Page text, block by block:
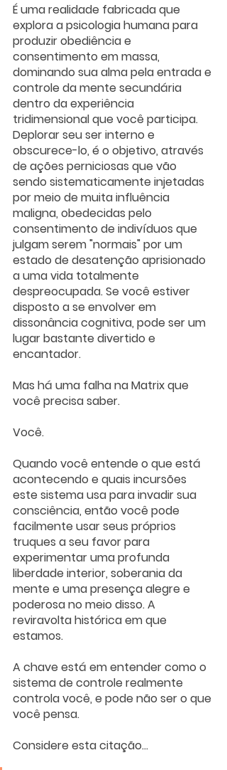
É uma realidade fabricada que
explora a psicologia humana para
produzir obediência e
consentimento em massa,
dominando sua alma pela entrada e
controle da mente secundária
dentro da experiência
tridimensional que você participa.
Deplorar seu ser interno e
obscurece-lo, é o objetivo, através
de ações perniciosas que vão
sendo sistematicamente injetadas
por meio de muita influência
maligna, obedecidas pelo
consentimento de indivíduos que
julgam serem "normais" por um
estado de desatenção aprisionado
a uma vida totalmente
despreocupada. Se você estiver
disposto a se envolver em
dissonância cognitiva, pode ser um
lugar bastante divertido e
encantador.
Mas há uma falha na Matrix que
você precisa saber.
Você.
Quando você entende o que está
acontecendo e quais incursões
este sistema usa para invadir sua
consciência, então você pode
facilmente usar seus próprios
truques a seu favor para
experimentar uma profunda
liberdade interior, soberania da
mente e uma presença alegre e
poderosa no meio disso. A
reviravolta histórica em que
estamos.
A chave está em entender como o
sistema de controle realmente
controla você, e pode não ser o que
você pensa.
Considere esta citação…